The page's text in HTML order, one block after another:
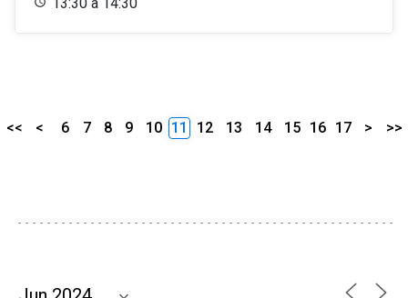
<< < 6 7 8 9 10 11 12 13 14 15 16 17 > >>